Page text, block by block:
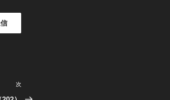
次
の
次